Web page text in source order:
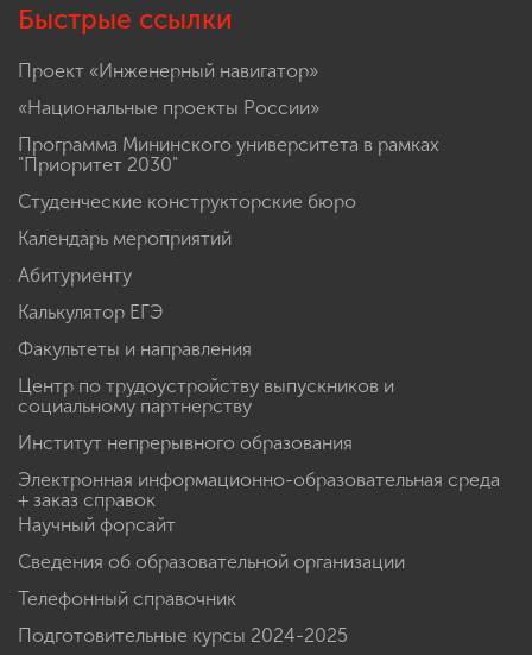
Быстрые ссылки
Проект «Инженерный навигатор»
«Национальные проекты России»
Программа Мининского университета в рамках
"Приоритет 2030"
Студенческие конструкторские бюро
Календарь мероприятий
Абитуриенту
Калькулятор ЕГЭ
Факультеты и направления
Центр по трудоустройству выпускников и
социальному партнерству
Институт непрерывного образования
Электронная информационно-образовательная среда
+ заказ справок
Научный форсайт
Сведения об образовательной организации
Телефонный справочник
Подготовительные курсы 2024-2025